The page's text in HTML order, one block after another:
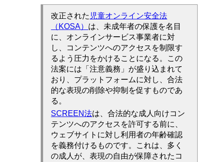
改正された 児童オンライン安全法
（KOSA） は、未成年者の保護を名目
に、オンラインサービス事業者に対
し、コンテンツへのアクセスを制限す
るよう圧力をかけることになる。この
法案には「注意義務」が盛り込まれて
おり、プラットフォームに対し、合法
的な表現の削除や抑制を促すものであ
る。
SCREEN法は、合法的な成人向けコン
テンツへのアクセスを許可する前に、
ウェブサイトに対し利用者の年齢確認
を義務付けるものです。これは、多く
の成人が、表現の自由が保障されたコ